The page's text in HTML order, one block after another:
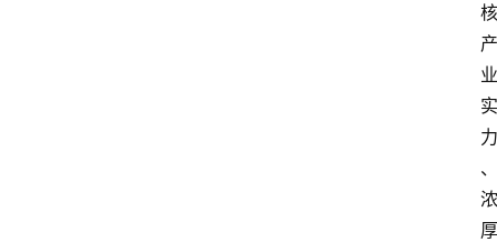
核
产
业
实
力
、
浓
厚